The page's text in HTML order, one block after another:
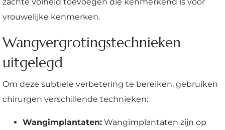
vrouwelijke kenmerken.
Wangvergrotingstechnieken
uitgelegd
Om deze subtiele verbetering te bereiken, gebruiken
chirurgen verschillende technieken:
Wangimplantaten: Wangimplantaten zijn op